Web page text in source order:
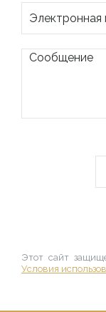
Этот сайт
Условия